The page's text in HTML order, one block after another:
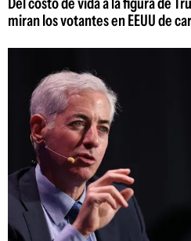
miran los votantes en EEUU de